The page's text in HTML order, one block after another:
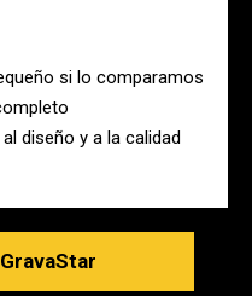
si lo comparamos
diseño y a la calidad